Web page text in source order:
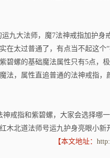
九大法师，魔7法神戒指加护身
在太过普通了，有点当不起这个
碧螺的基础魔法属性只有5点，
法，属性直追普通的法神戒指
戒指和紫碧螺，大家会选择哪
木北道法师号运九护身亮眼小新
【本文地址：